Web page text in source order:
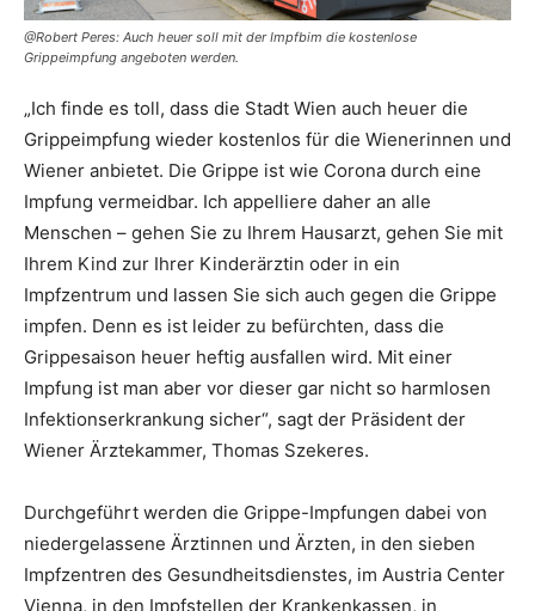
@Robert Peres: Auch heuer soll mit der Impfbim die kostenlose
Grippeimpfung angeboten werden.
„Ich finde es toll, dass die Stadt Wien auch heuer die
Grippeimpfung wieder kostenlos für die Wienerinnen und
Wiener anbietet. Die Grippe ist wie Corona durch eine
Impfung vermeidbar. Ich appelliere daher an alle
Menschen – gehen Sie zu Ihrem Hausarzt, gehen Sie mit
Ihrem Kind zur Ihrer Kinderärztin oder in ein
Impfzentrum und lassen Sie sich auch gegen die Grippe
impfen. Denn es ist leider zu befürchten, dass die
Grippesaison heuer heftig ausfallen wird. Mit einer
Impfung ist man aber vor dieser gar nicht so harmlosen
Infektionserkrankung sicher“, sagt der Präsident der
Wiener Ärztekammer, Thomas Szekeres.
Durchgeführt werden die Grippe-Impfungen dabei von
niedergelassene Ärztinnen und Ärzten, in den sieben
Impfzentren des Gesundheitsdienstes, im Austria Center
Vienna, in den Impfstellen der Krankenkassen, in